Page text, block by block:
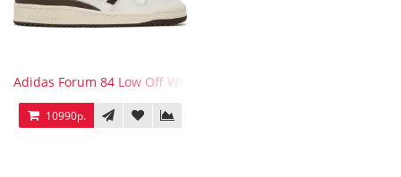
Adidas Forum 84 Low Off White Brown
10990р.